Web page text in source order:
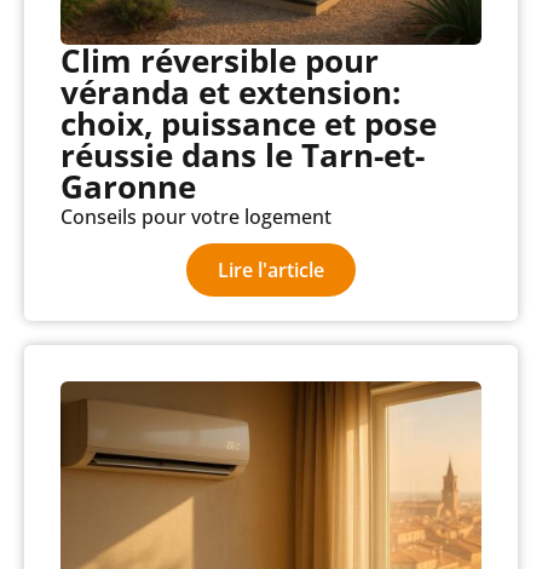
Clim réversible pour
véranda et extension:
choix, puissance et pose
réussie dans le Tarn-et-
Garonne
Conseils pour votre logement
Lire l'article